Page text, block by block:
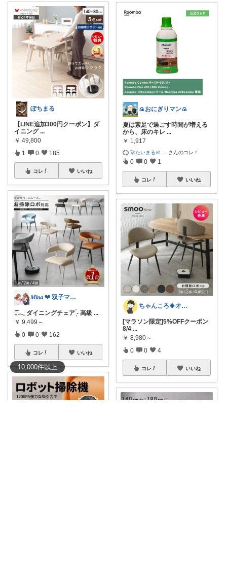
10,000件以上
ぽちまる
【LINE追加300円クーポン】ダ
イニング ...
￥ 49,800
1 0 185
コレ いいね
𝑀𝑖𝑛𝑎 ‪‪❤︎ 双子ママ🍒
𖦊̌𓂃 ダイニングチェア ̖́- 高級 ...
￥ 9,499～
0 0 162
コレ いいね
🍙おにぎりマン🍙
夏は素足で過ごす時間が増える
から、床のキレ ...
￥ 1,917
🚀たいまる＠ さんのコレ！
0 0 1
コレ いいね
ちゃんころ🍀オリ写/インテリア/キッズ
[マラソン限定]5%OFFクーポン
8/4 ...
￥ 8,980～
0 0 4
コレ いいね